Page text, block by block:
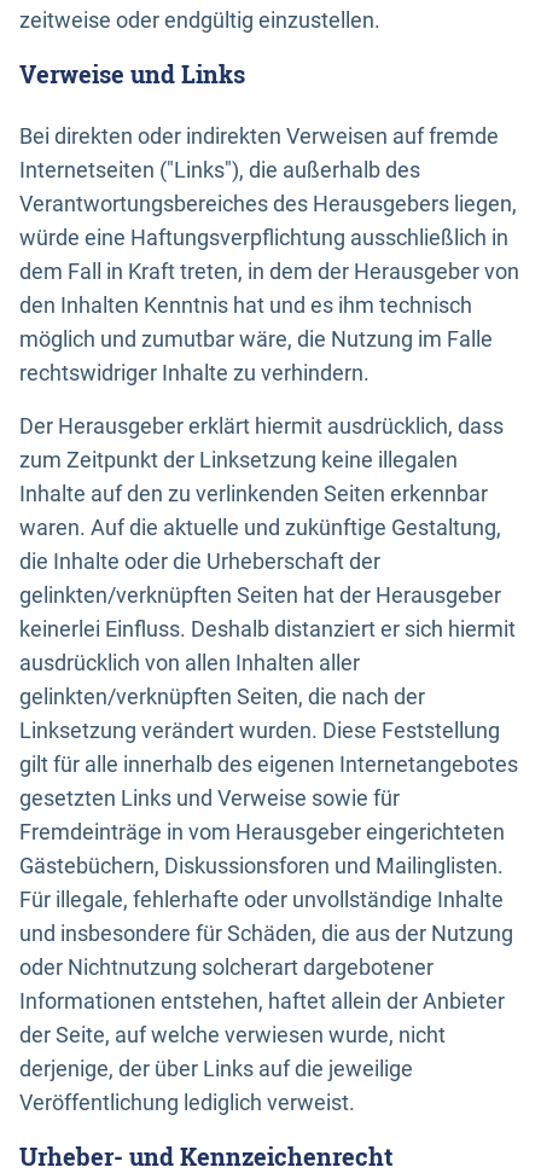
zeitweise oder endgültig einzustellen.
Verweise und Links
Bei direkten oder indirekten Verweisen auf fremde
Internetseiten ("Links"), die außerhalb des
Verantwortungsbereiches des Herausgebers liegen,
würde eine Haftungsverpflichtung ausschließlich in
dem Fall in Kraft treten, in dem der Herausgeber von
den Inhalten Kenntnis hat und es ihm technisch
möglich und zumutbar wäre, die Nutzung im Falle
rechtswidriger Inhalte zu verhindern.
Der Herausgeber erklärt hiermit ausdrücklich, dass
zum Zeitpunkt der Linksetzung keine illegalen
Inhalte auf den zu verlinkenden Seiten erkennbar
waren. Auf die aktuelle und zukünftige Gestaltung,
die Inhalte oder die Urheberschaft der
gelinkten/verknüpften Seiten hat der Herausgeber
keinerlei Einfluss. Deshalb distanziert er sich hiermit
ausdrücklich von allen Inhalten aller
gelinkten/verknüpften Seiten, die nach der
Linksetzung verändert wurden. Diese Feststellung
gilt für alle innerhalb des eigenen Internetangebotes
gesetzten Links und Verweise sowie für
Fremdeinträge in vom Herausgeber eingerichteten
Gästebüchern, Diskussionsforen und Mailinglisten.
Für illegale, fehlerhafte oder unvollständige Inhalte
und insbesondere für Schäden, die aus der Nutzung
oder Nichtnutzung solcherart dargebotener
Informationen entstehen, haftet allein der Anbieter
der Seite, auf welche verwiesen wurde, nicht
derjenige, der über Links auf die jeweilige
Veröffentlichung lediglich verweist.
Urheber- und Kennzeichenrecht